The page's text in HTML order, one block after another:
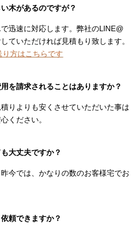
木があるのですが？
迅速に対応します。弊社のLINE@
ていただければ見積もり致します。
方はこちらです
を請求されることはありますか？
りよりも安くさせていただいた事は
ください。
大丈夫ですか？
今では、かなりの数のお客様宅でお
頼できますか？